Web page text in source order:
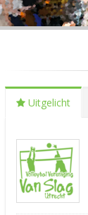
Uitgelicht